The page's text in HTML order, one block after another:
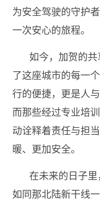
为安全驾驶的守护
一次安心的旅程。
如今，加贺的
了这座城市的每一
行的便捷，更是人
而那些经过专业培
动诠释着责任与担
暖、更加安全。
在未来的日子
如同那北陆新干线